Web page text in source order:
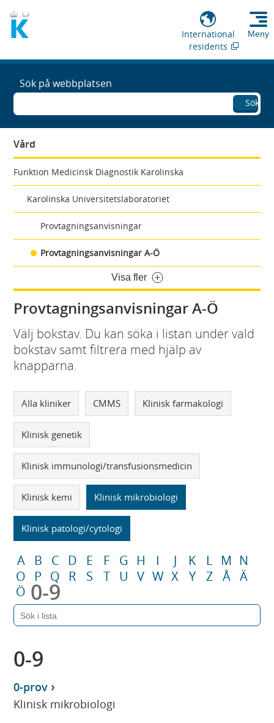
International
residents
Meny
Sök på webbplatsen
Sök
Vård
Funktion Medicinsk Diagnostik Karolinska
Karolinska Universitetslaboratoriet
Provtagningsanvisningar
Provtagningsanvisningar A-Ö
Visa fler
Provtagningsanvisningar A-Ö
Välj bokstav. Du kan söka i listan under vald
bokstav samt filtrera med hjälp av
knapparna.
Alla kliniker CMMS Klinisk farmakologi
Klinisk genetik
Klinisk immunologi/transfusionsmedicin
Klinisk kemi Klinisk mikrobiologi
Klinisk patologi/cytologi
A B C D E F G H I J K L M N
O
P Q R S T U V W X Y Z Å Ä
Ö 0-9
0-9
0-prov
Klinisk mikrobiologi